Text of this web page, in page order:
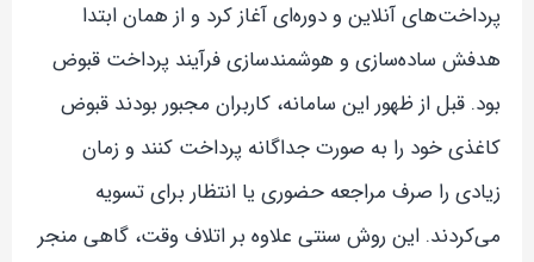
پرداخت‌های آنلاین و دوره‌ای آغاز کرد و از همان ابتدا
هدفش ساده‌سازی و هوشمندسازی فرآیند پرداخت قبوض
بود. قبل از ظهور این سامانه، کاربران مجبور بودند قبوض
کاغذی خود را به صورت جداگانه پرداخت کنند و زمان
زیادی را صرف مراجعه حضوری یا انتظار برای تسویه
می‌کردند. این روش سنتی علاوه بر اتلاف وقت، گاهی منجر